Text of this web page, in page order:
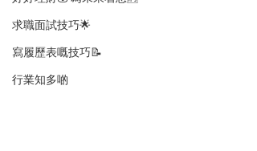
求職面試技巧🌟
寫履歷表嘅技巧📝
行業知多啲